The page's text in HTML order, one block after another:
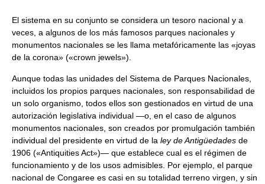
El sistema en su conjunto se considera un tesoro nacional y a
veces, a algunos de los más famosos parques nacionales y
monumentos nacionales se les llama metafóricamente las «joyas
de la corona» («crown jewels»).
Aunque todas las unidades del Sistema de Parques Nacionales,
incluidos los propios parques nacionales, son responsabilidad de
un solo organismo, todos ellos son gestionados en virtud de una
autorización legislativa individual —o, en el caso de algunos
monumentos nacionales, son creados por promulgación también
individual del presidente en virtud de la ley de Antigüedades de
1906 («Antiquities Act»)— que establece cual es el régimen de
funcionamiento y de los usos admisibles. Por ejemplo, el parque
nacional de Congaree es casi en su totalidad terreno virgen, y sin